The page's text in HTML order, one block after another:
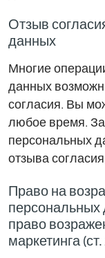
Отзыв
данных
Многие
данных
согласия. Вы
любое время.
персональных
отзыва
Право на
персональных
право
маркетинга (ст.